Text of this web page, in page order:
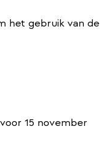
het gebruik van de
15 november